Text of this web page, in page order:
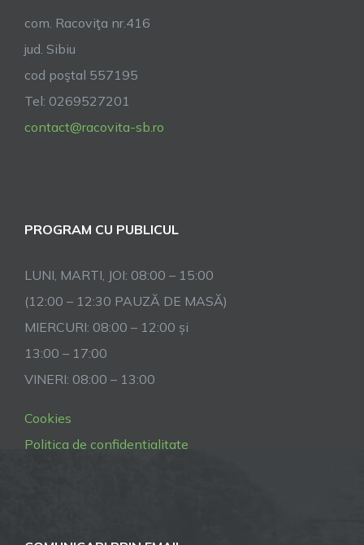
com. Racoviţa nr.416
jud. Sibiu
cod poştal 557195
Tel: 0269527201
contact@racovita-sb.ro
PROGRAM CU PUBLICUL
LUNI, MARTI, JOI: 08:00 – 15:00
(12:00 – 12:30 PAUZĂ DE MASĂ)
MIERCURI: 08:00 – 12:00 și
13:00 – 17:00
VINERI: 08:00 – 13:00
Cookies
Politica de confidentialitate